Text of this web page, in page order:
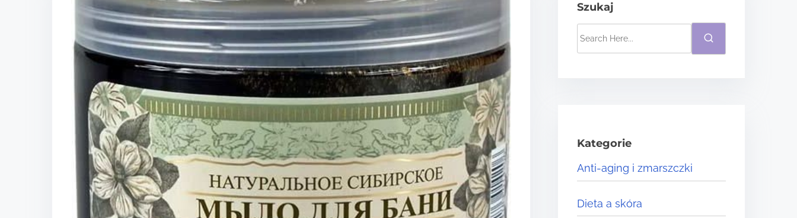
Szukaj
S
e
H
r
e
Kategorie
Anti-aging i zmarszczki
Dieta a skóra